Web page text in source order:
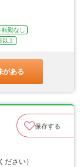
勤なし
以上
がある
保存する
さい）